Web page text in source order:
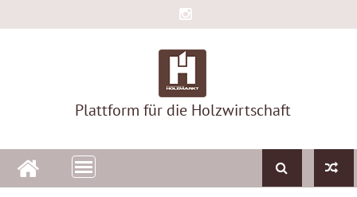
to
Plattform für die Holzwirtschaft